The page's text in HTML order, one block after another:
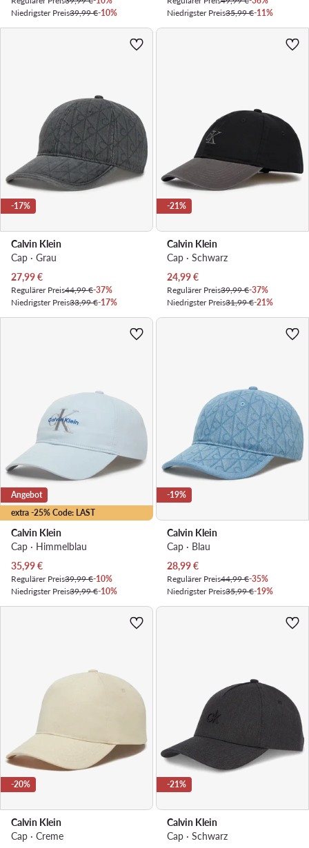
Niedrigster Preis39,99 €-10%
Niedrigster Preis35,99 €-11%
-17%
Calvin Klein
Cap · Grau
Aktueller Preis
27,99€
Regulärer Preis44,99 €-37%
Niedrigster Preis33,99 €-17%
-21%
Calvin Klein
Cap · Schwarz
Aktueller Preis
24,99€
Regulärer Preis39,99 €-37%
Niedrigster Preis31,99 €-21%
extra -25% Code: LAST
Angebot
Calvin Klein
Cap · Himmelblau
Aktueller Preis
35,99€
Regulärer Preis39,99 €-10%
Niedrigster Preis39,99 €-10%
-19%
Calvin Klein
Cap · Blau
Aktueller Preis
28,99€
Regulärer Preis44,99 €-35%
Niedrigster Preis35,99 €-19%
-20%
Calvin Klein
Cap · Creme
-21%
Calvin Klein
Cap · Schwarz